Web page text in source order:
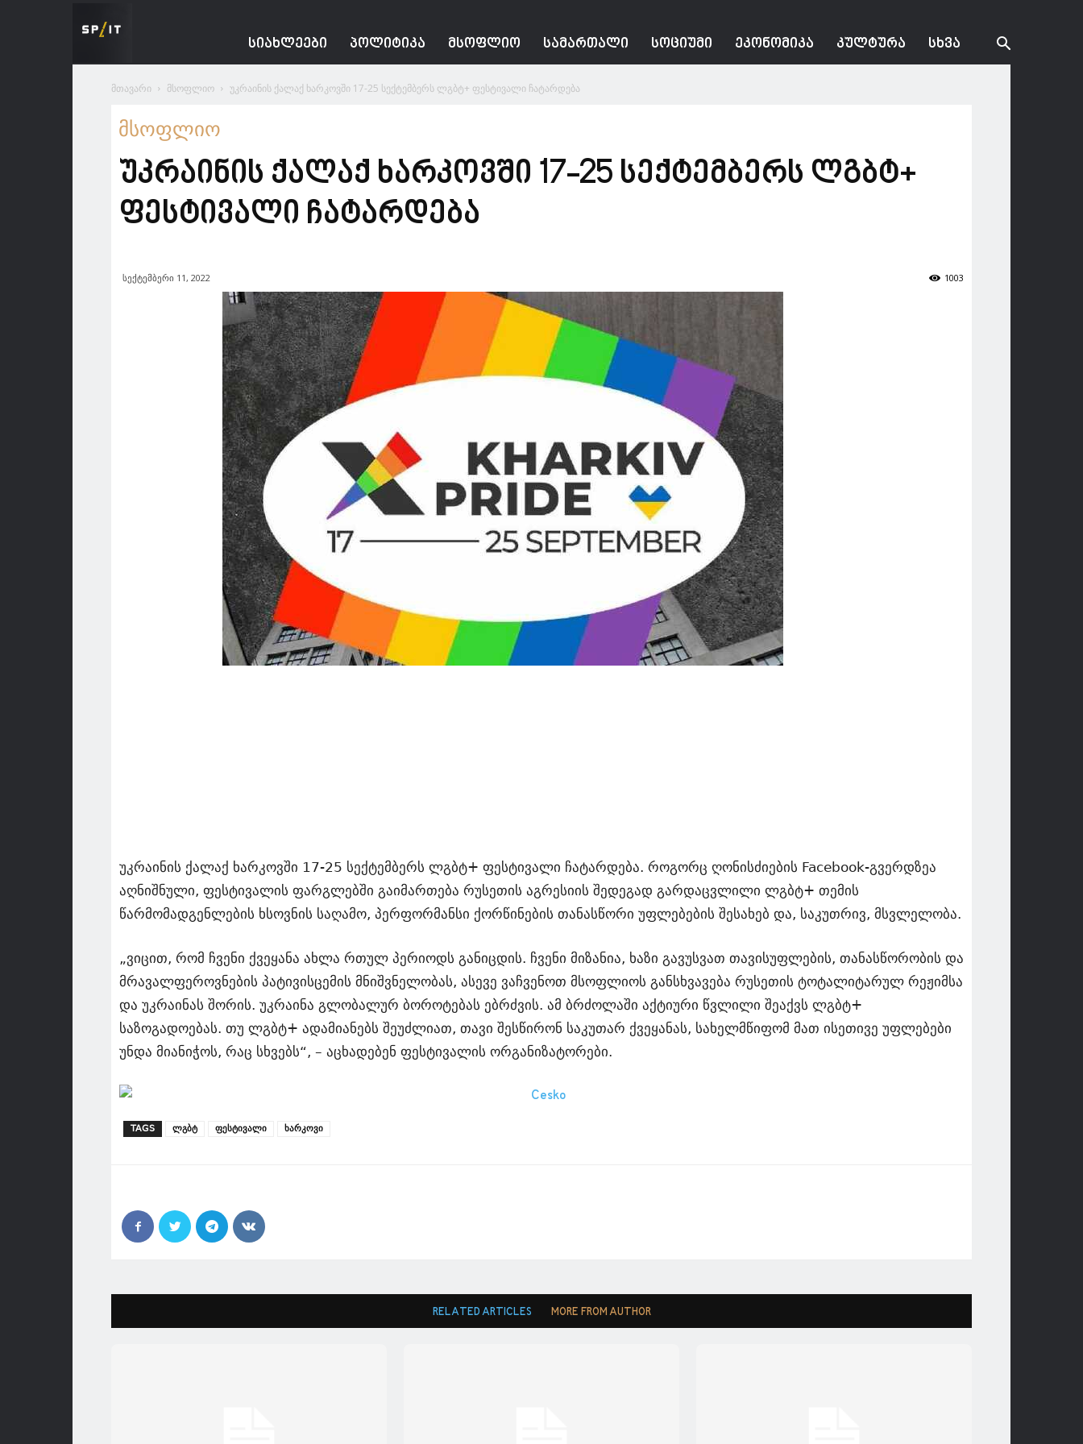
ᲡᲘᲐᲮᲚᲔᲔᲑᲘ ᲞᲝᲚᲘᲢᲘᲙᲐ ᲛᲡᲝᲤᲚᲘᲝ ᲡᲐᲛᲐᲠᲗᲐᲚᲘ ᲡᲝᲪᲘᲣᲛᲘ ᲔᲙᲝᲜᲝᲛᲘᲙᲐ ᲙᲣᲚᲢᲣᲠᲐ ᲡᲮᲕᲐ
მთავარი მსოფლიო უკრაინის ქალაქ ხარკოვში 17-25 სექტემბერს ლგბტ+ ფესტივალი ჩატარდება
მსოფლიო
უკრაინის ქალაქ ხარკოვში 17-25 სექტემბერს ლგბტ+
ფესტივალი ჩატარდება
სექტემბერი 11, 2022 1003
უკრაინის ქალაქ ხარკოვში 17-25 სექტემბერს ლგბტ+ ფესტივალი ჩატარდება. როგორც ღონისძიების Facebook-გვერდზეა
აღნიშნული, ფესტივალის ფარგლებში გაიმართება რუსეთის აგრესიის შედეგად გარდაცვლილი ლგბტ+ თემის
წარმომადგენლების ხსოვნის საღამო, პერფორმანსი ქორწინების თანასწორი უფლებების შესახებ და, საკუთრივ, მსვლელობა.
„ვიცით, რომ ჩვენი ქვეყანა ახლა რთულ პერიოდს განიცდის. ჩვენი მიზანია, ხაზი გავუსვათ თავისუფლების, თანასწორობის და
მრავალფეროვნების პატივისცემის მნიშვნელობას, ასევე ვაჩვენოთ მსოფლიოს განსხვავება რუსეთის ტოტალიტარულ რეჟიმსა
და უკრაინას შორის. უკრაინა გლობალურ ბოროტებას ებრძვის. ამ ბრძოლაში აქტიური წვლილი შეაქვს ლგბტ+
საზოგადოებას. თუ ლგბტ+ ადამიანებს შეუძლიათ, თავი შესწირონ საკუთარ ქვეყანას, სახელმწიფომ მათ ისეთივე უფლებები
უნდა მიანიჭოს, რაც სხვებს“, – აცხადებენ ფესტივალის ორგანიზატორები.
TAGS ლგბტ ფესტივალი ხარკოვი
RELATED ARTICLES MORE FROM AUTHOR